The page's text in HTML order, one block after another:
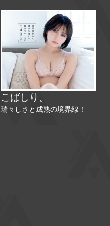
こばしり。
瑞々しさと成熟の境界線！